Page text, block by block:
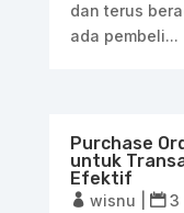
dan terus
ada pembeli...
Purchase
untuk
Efektif
wisnu 3